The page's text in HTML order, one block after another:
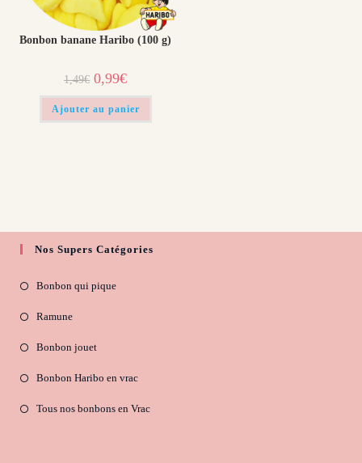
Bonbon banane Haribo (100 g)
1,49€ Le
prix
initial
était :
1,49€.
0,99€Le
prix
actuel
est :
0,99€.
Ajouter au panier
Nos Supers Catégories
Bonbon qui pique
Ramune
Bonbon jouet
Bonbon Haribo en vrac
Tous nos bonbons en Vrac